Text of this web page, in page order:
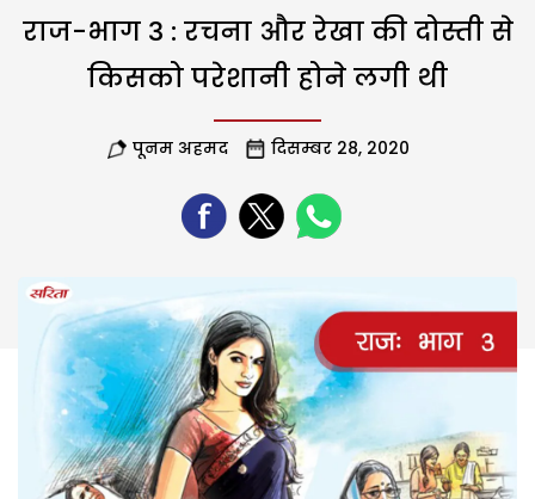
राज-भाग 3 : रचना और रेखा की दोस्ती से
किसको परेशानी होने लगी थी
पूनम अहमद दिसम्बर 28, 2020